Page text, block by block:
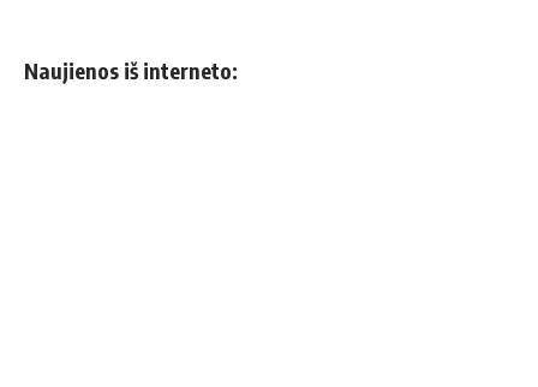
Naujienos iš interneto: